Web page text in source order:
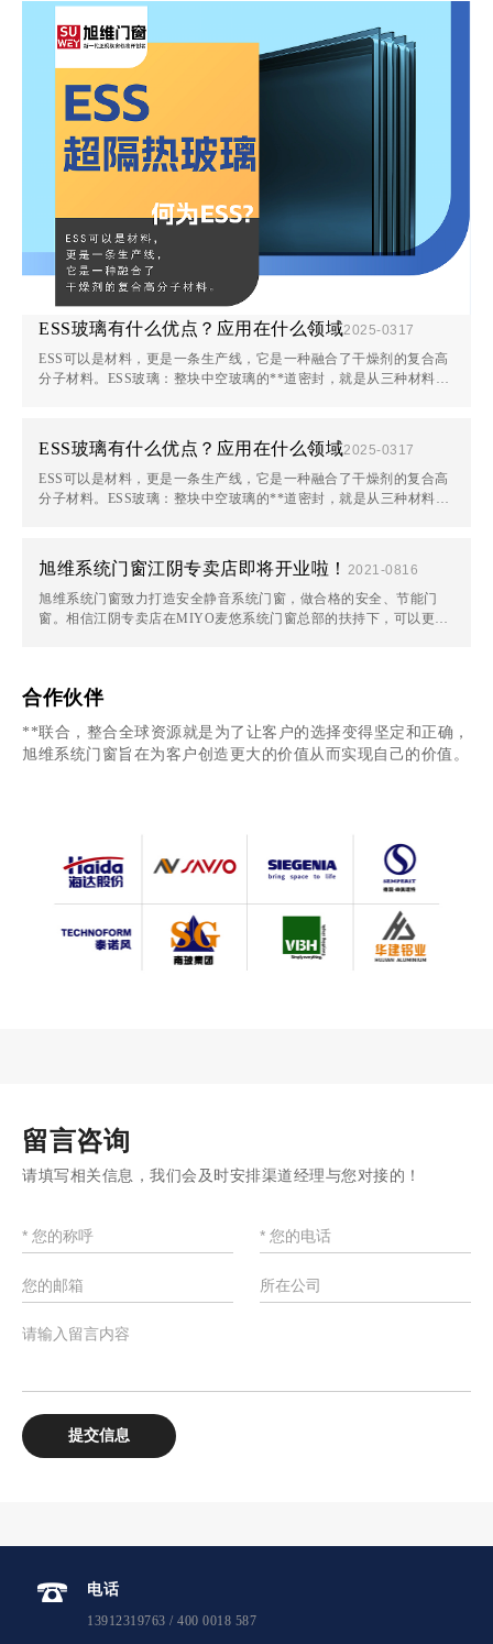
17
2025-03
ESS玻璃有什么优点？应用在什么领域
ESS可以是材料，更是一条生产线，它是一种融合了干燥剂的复合高
分子材料。ESS玻璃：整块中空玻璃的**道密封，就是从三种材料变
17
2025-03
ESS玻璃有什么优点？应用在什么领域
ESS可以是材料，更是一条生产线，它是一种融合了干燥剂的复合高
分子材料。ESS玻璃：整块中空玻璃的**道密封，就是从三种材料变
16
2021-08
旭维系统门窗江阴专卖店即将开业啦！
旭维系统门窗致力打造安全静音系统门窗，做合格的安全、节能门
窗。相信江阴专卖店在MIYO麦悠系统门窗总部的扶持下，可以更好
合作伙伴
**联合，整合全球资源就是为了让客户的选择变得坚定和正确，
旭维系统门窗旨在为客户创造更大的价值从而实现自己的价值。
留言咨询
请填写相关信息，我们会及时安排渠道经理与您对接的！
电话
13912319763 / 400 0018 587